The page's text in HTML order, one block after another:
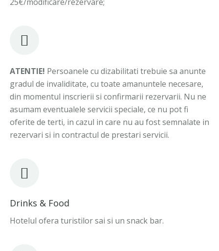
ATENTIE! Persoanele cu dizabilitati trebuie sa anunte
gradul de invaliditate, cu toate amanuntele necesare,
din momentul inscrierii si confirmarii rezervarii. Nu ne
asumam eventualele servicii speciale, ce nu pot fi
oferite de terti, in cazul in care nu au fost semnalate in
rezervari si in contractul de prestari servicii.
Drinks & Food
Hotelul ofera turistilor sai si un snack bar.